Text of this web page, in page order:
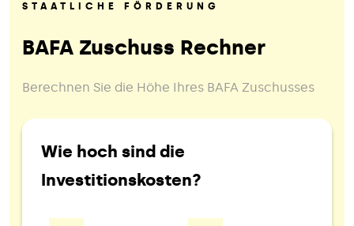
STAATLICHE FÖRDERUNG
BAFA Zuschuss Rechner
Berechnen Sie die Höhe Ihres BAFA Zuschusses
Wie hoch sind die
Investitionskosten?